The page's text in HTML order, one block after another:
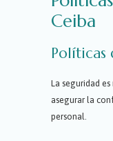
Ceiba
Políticas
La seguridad
asegurar la
personal.